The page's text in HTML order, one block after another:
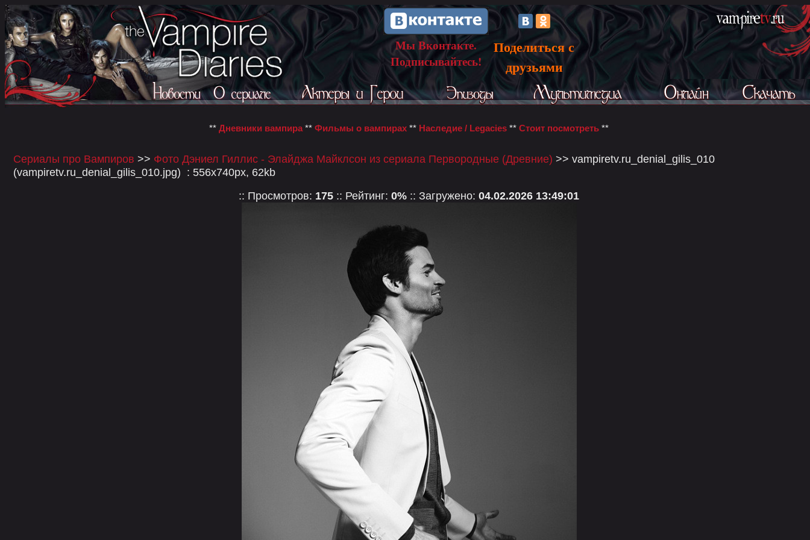
Мы Вконтакте.
Подписывайтесь!
Поделиться с
друзьями
** Дневники вампира ** Фильмы о вампирах ** Наследие / Legacies ** Стоит посмотреть **
Сериалы про Вампиров >> Фото Дэниел Гиллис - Элайджа Майклсон из сериала Первородные (Древние) >> vampiretv.ru_denial_gilis_010
(vampiretv.ru_denial_gilis_010.jpg) : 556x740px, 62kb
:: Просмотров: 175 :: Рейтинг: 0% :: Загружено: 04.02.2026 13:49:01